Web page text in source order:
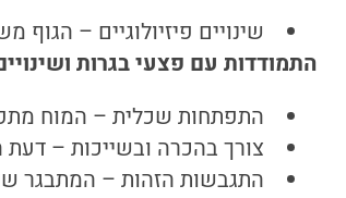
שינויים פיזיולוגיים –
התמודדות עם פצעי בגרות
התפתחות שכלית – המוח
צורך בהכרה ובשייכות –
התגבשות הזהות – המתבגר